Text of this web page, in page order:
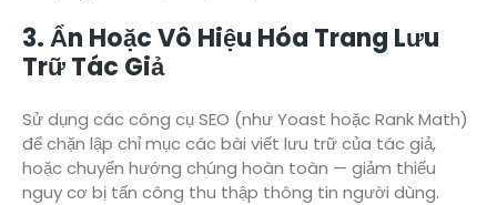
3. Ẩn Hoặc Vô Hiệu Hóa Trang Lưu
Trữ Tác Giả
Sử dụng các công cụ SEO (như Yoast hoặc Rank Math)
để chặn lập chỉ mục các bài viết lưu trữ của tác giả,
hoặc chuyển hướng chúng hoàn toàn — giảm thiểu
nguy cơ bị tấn công thu thập thông tin người dùng.